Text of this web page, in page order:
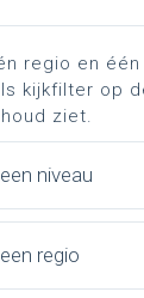
regio en één
kijkfilter op
ziet.
niveau
regio